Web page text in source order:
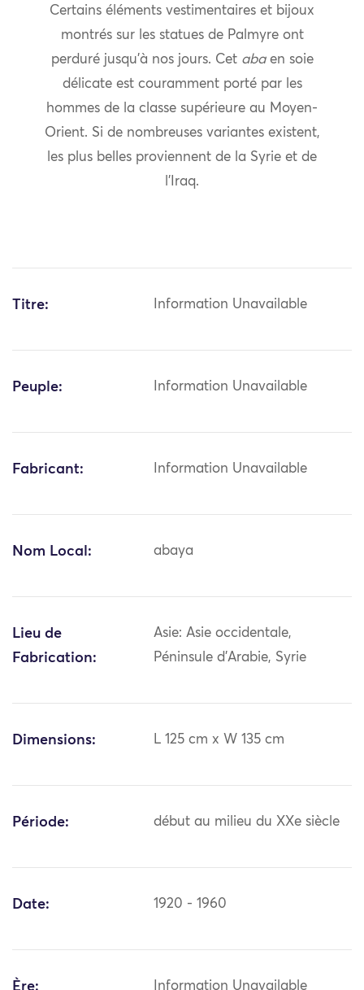
Certains éléments vestimentaires et bijoux
montrés sur les statues de Palmyre ont
perduré jusqu’à nos jours. Cet abaen soie
délicate est couramment porté par les
hommes de la classe supérieure au Moyen-
Orient. Si de nombreuses variantes existent,
les plus belles proviennent de la Syrie et de
l’Iraq.
Titre: Information Unavailable
Peuple: Information Unavailable
Fabricant: Information Unavailable
Nom Local: abaya
Lieu de
Fabrication:
Asie: Asie occidentale,
Péninsule d'Arabie, Syrie
Dimensions: L 125 cm x W 135 cm
Période: début au milieu du XXe siècle
Date: 1920 - 1960
Ère: Information Unavailable